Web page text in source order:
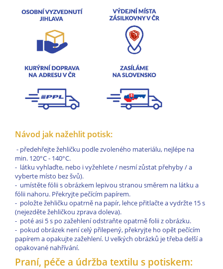
Návod jak nažehlit potisk:
- předehřejte žehličku podle zvoleného materiálu, nejlépe na
min. 120°C - 140°C.
- látku vyhlaďte, nebo i vyžehlete / nesmí zůstat přehyby / a
vyberte místo bez švů).
- umístěte fólii s obrázkem lepivou stranou směrem na látku a
fólii nahoru. Překryjte pečícím papírem.
- položte žehličku opatrně na papír, lehce přitlačte a vydržte 15 s
(nejezděte žehličkou zprava doleva).
- poté asi 5 s po zažehlení odstraňte opatrně folii z obrázku.
- pokud obrázek není celý přilepený, překryjte ho opět pečícím
papírem a opakujte zažehlení. U velkých obrázků je třeba delší a
opakované nahřívání.
Praní, péče a údržba textilu s potiskem: